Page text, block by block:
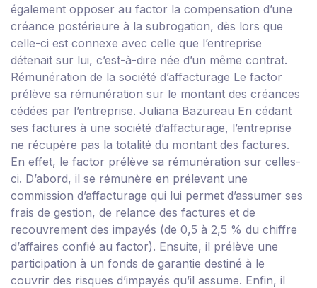
également opposer au factor la compensation d’une
créance postérieure à la subrogation, dès lors que
celle-ci est connexe avec celle que l’entreprise
détenait sur lui, c’est-à-dire née d’un même contrat.
Rémunération de la société d’affacturage Le factor
prélève sa rémunération sur le montant des créances
cédées par l’entreprise. Juliana Bazureau En cédant
ses factures à une société d’affacturage, l’entreprise
ne récupère pas la totalité du montant des factures.
En effet, le factor prélève sa rémunération sur celles-
ci. D’abord, il se rémunère en prélevant une
commission d’affacturage qui lui permet d’assumer ses
frais de gestion, de relance des factures et de
recouvrement des impayés (de 0,5 à 2,5 % du chiffre
d’affaires confié au factor). Ensuite, il prélève une
participation à un fonds de garantie destiné à le
couvrir des risques d’impayés qu’il assume. Enfin, il